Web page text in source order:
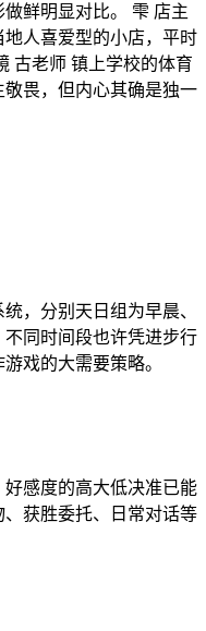
鲜明显对比。 雫 店主
人喜爱型的小店，平时
古老师 镇上学校的体育
畏，但内心其确是独一
，分别天日组为早晨、
同时间段也许凭进步行
戏的大需要策略。
感度的高大低决准已能
获胜委托、日常对话等